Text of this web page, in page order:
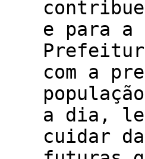
e para a
com a
a dia,
cuidar